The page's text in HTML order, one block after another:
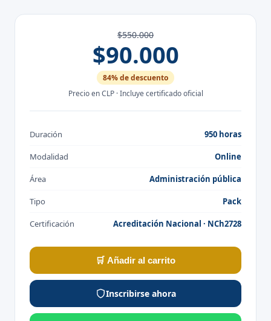
$550.000
$90.000
84% de descuento
Precio en CLP · Incluye certificado oficial
Duración 950 horas
Modalidad Online
Área Administración pública
Tipo Pack
Certificación Acreditación Nacional · NCh2728
🛒 Añadir al carrito
Inscribirse ahora